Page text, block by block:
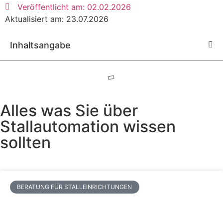
Veröffentlicht am: 02.02.2026
Aktualisiert am: 23.07.2026
Inhaltsangabe
Alles was Sie über
Stallautomation wissen
sollten
BERATUNG FÜR STALLEINRICHTUNGEN